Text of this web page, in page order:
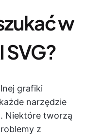
w
SVG?
grafiki
narzędzie
Niektóre tworzą
z